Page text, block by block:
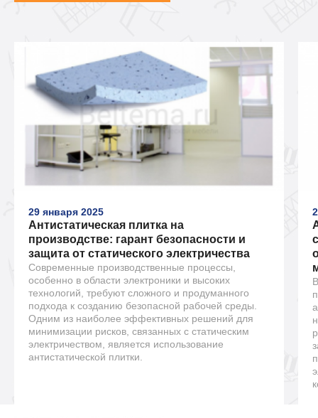
29 января 2025
Антистатическая плитка на
производстве: гарант безопасности и
защита от статического электричества
Современные производственные процессы,
особенно в области электроники и высоких
технологий, требуют сложного и продуманного
подхода к созданию безопасной рабочей среды.
Одним из наиболее эффективных решений для
минимизации рисков, связанных с статическим
электричеством, является использование
антистатической плитки.